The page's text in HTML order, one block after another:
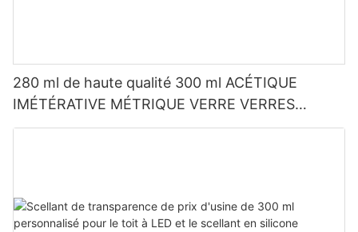
280 ml de haute qualité 300 ml ACÉTIQUE
IMÉTÉRATIVE MÉTRIQUE VERRE VERRES
SILICONE SECHER